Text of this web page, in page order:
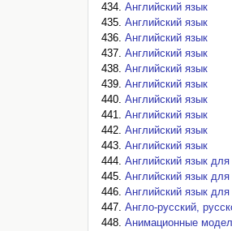
Английский язык
Английский язык
Английский язык
Английский язык
Английский язык
Английский язык
Английский язык
Английский язык
Английский язык
Английский язык
Английский язык
Английский язык
Английский язык для
Англо-русский,
Анимационные